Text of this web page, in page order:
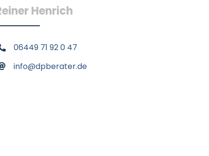
Henrich
06449 71 92 0 47
info@dpberater.de